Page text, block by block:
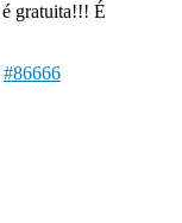
gratuita!!! É
#86666